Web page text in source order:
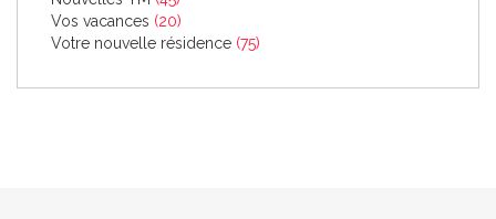
Vos vacances (20)
Votre nouvelle résidence (75)